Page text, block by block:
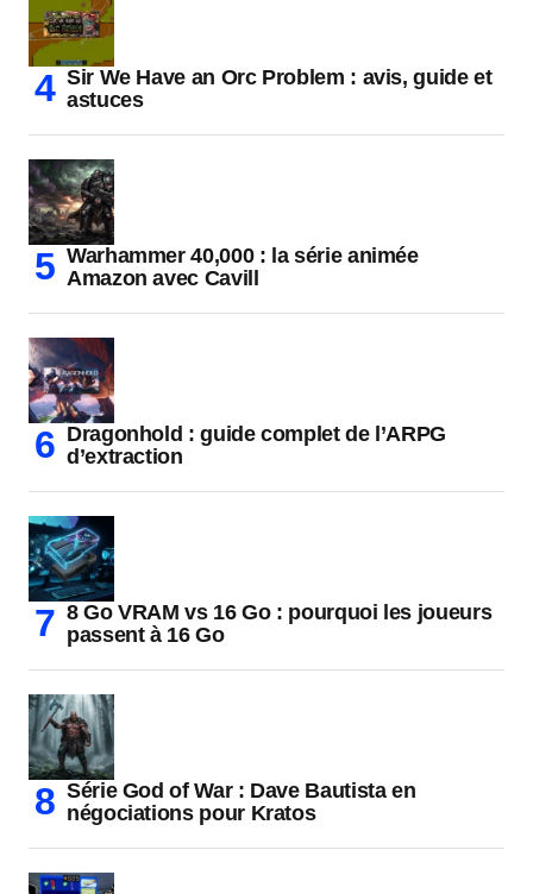
Sir We Have an Orc Problem : avis, guide et
astuces
Warhammer 40,000 : la série animée
Amazon avec Cavill
Dragonhold : guide complet de l’ARPG
d’extraction
8 Go VRAM vs 16 Go : pourquoi les joueurs
passent à 16 Go
Série God of War : Dave Bautista en
négociations pour Kratos